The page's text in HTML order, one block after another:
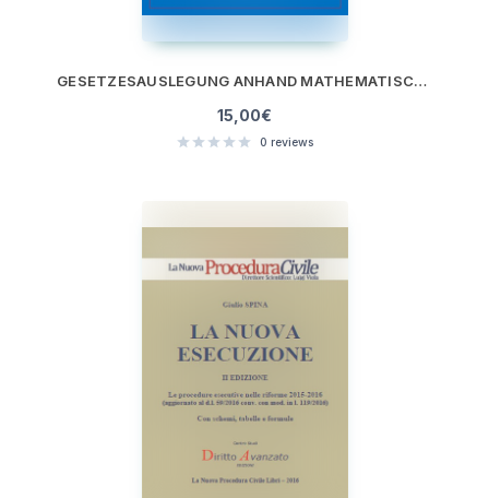
GESETZESAUSLEGUNG ANHAND MATHEMATISCHER METHODEN ZIVILPROZESS, ALTERNATIVE STREITBELEGUNGSMETHODEN, PRÄDIKTIVE JUSTIZ
15,00€
0 reviews